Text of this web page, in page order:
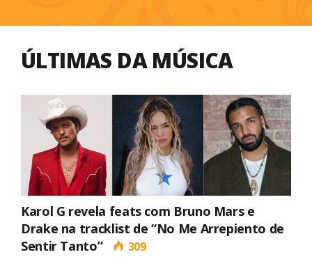
ÚLTIMAS DA MÚSICA
Karol G revela feats com Bruno Mars e
Drake na tracklist de “No Me Arrepiento de
Sentir Tanto”
309